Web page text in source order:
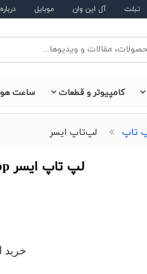
تبلت آل این وان موبایل
کامپیوتر و قطعات ساعت
تاپ لپ‌تاپ ایسر
لپ تاپ ایسر Acer Laptop قیمت تا 250,650,000 تومان
خرید